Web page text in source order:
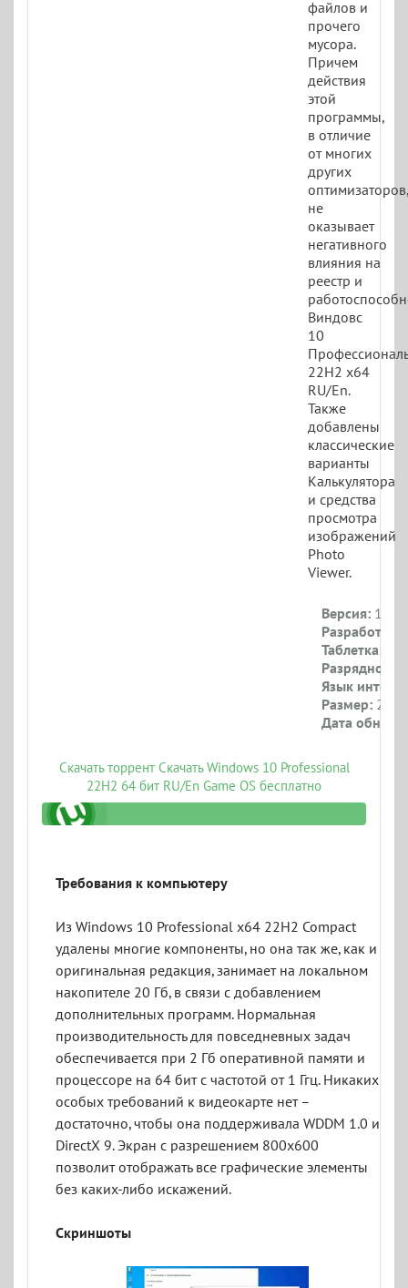
файлов и
прочего
мусора.
Причем
действия
этой
программы,
в отличие
от многих
других
оптимизаторов,
не
оказывает
негативного
влияния на
реестр и
Виндовс
10
22H2 x64
RU/En.
Также
добавлены
классические
варианты
Калькулятора
и средства
просмотра
изображений
Photo
Viewer.
Версия:
Разработчик:
Таблетка:
Разрядность:
Язык
Размер: 2.7
Дата
Скачать торрент Скачать Windows 10 Professional
22H2 64 бит RU/En Game OS бесплатно
sanlex-lightweight-ru-en_iso.torrent
Требования к компьютеру
Из Windows 10 Professional x64 22H2 Compact
удалены многие компоненты, но она так же, как и
оригинальная редакция, занимает на локальном
накопителе 20 Гб, в связи с добавлением
дополнительных программ. Нормальная
производительность для повседневных задач
обеспечивается при 2 Гб оперативной памяти и
процессоре на 64 бит с частотой от 1 Ггц. Никаких
особых требований к видеокарте нет –
достаточно, чтобы она поддерживала WDDM 1.0 и
DirectX 9. Экран с разрешением 800x600
позволит отображать все графические элементы
без каких-либо искажений.
Скриншоты